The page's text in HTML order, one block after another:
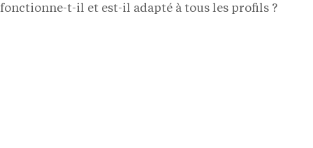
fonctionne-t-il et est-il adapté à tous les profils ?